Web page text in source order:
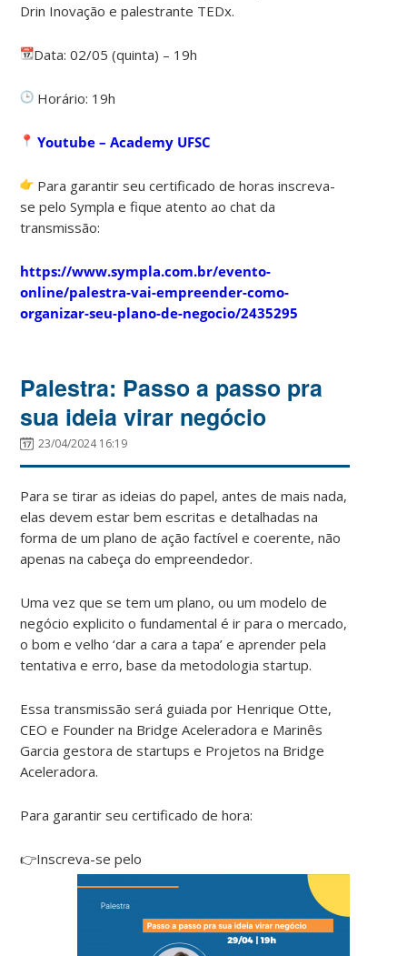
Drin Inovação e palestrante TEDx.
Data: 02/05 (quinta) – 19h
Horário: 19h
Youtube – Academy UFSC
Para garantir seu certificado de horas inscreva-
se pelo Sympla e fique atento ao chat da
transmissão:
https://www.sympla.com.br/evento-
online/palestra-vai-empreender-como-
organizar-seu-plano-de-negocio/2435295
Palestra: Passo a passo pra
sua ideia virar negócio
23/04/2024 16:19
Para se tirar as ideias do papel, antes de mais nada,
elas devem estar bem escritas e detalhadas na
forma de um plano de ação factível e coerente, não
apenas na cabeça do empreendedor.
Uma vez que se tem um plano, ou um modelo de
negócio explicito o fundamental é ir para o mercado,
o bom e velho ‘dar a cara a tapa’ e aprender pela
tentativa e erro, base da metodologia startup.
Essa transmissão será guiada por Henrique Otte,
CEO e Founder na Bridge Aceleradora e Marinês
Garcia gestora de startups e Projetos na Bridge
Aceleradora.
Para garantir seu certificado de hora:
👉Inscreva-se pelo